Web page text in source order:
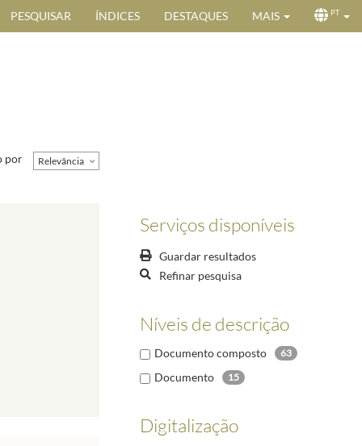
PESQUISAR ÍNDICES DESTAQUES MAIS PT
Serviços disponíveis
Guardar resultados
Refinar pesquisa
Níveis de descrição
Documento composto 63
Documento 15
Digitalização
por Relevância